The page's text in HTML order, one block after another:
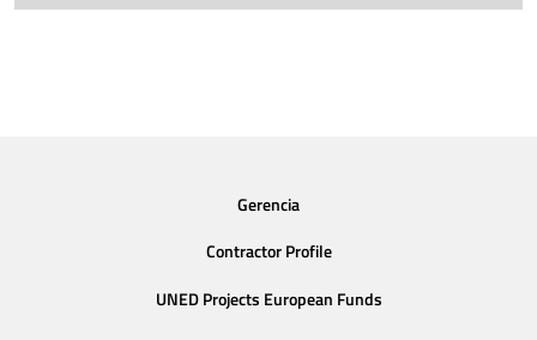
Gerencia
Contractor Profile
UNED Projects European Funds